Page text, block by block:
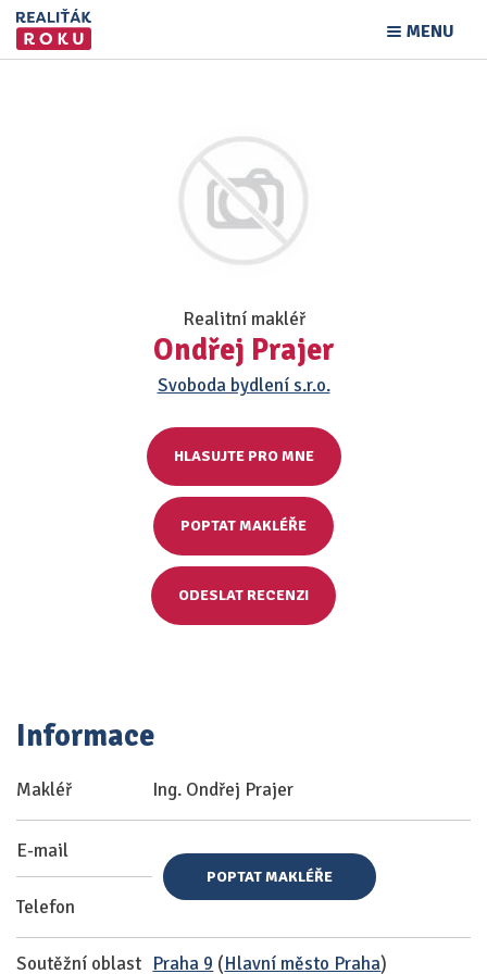
MENU
Realitní makléř
Ondřej Prajer
Svoboda bydlení s.r.o.
HLASUJTE PRO MNE
POPTAT MAKLÉŘE
ODESLAT RECENZI
Informace
Makléř Ing. Ondřej Prajer
E-mail
Telefon
POPTAT MAKLÉŘE
Soutěžní oblast Praha 9 (Hlavní město Praha)